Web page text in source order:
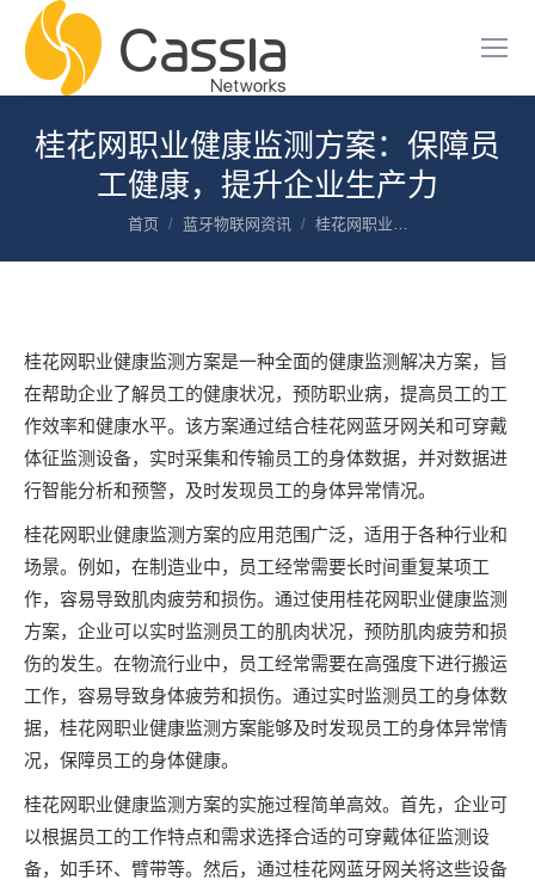
桂花网职业健康监测方案：保障员
工健康，提升企业生产力
您在这里：
首页 蓝牙物联网资讯 桂花网职业…
桂花网职业健康监测方案是一种全面的健康监测解决方案，旨
在帮助企业了解员工的健康状况，预防职业病，提高员工的工
作效率和健康水平。该方案通过结合桂花网蓝牙网关和可穿戴
体征监测设备，实时采集和传输员工的身体数据，并对数据进
行智能分析和预警，及时发现员工的身体异常情况。
桂花网职业健康监测方案的应用范围广泛，适用于各种行业和
场景。例如，在制造业中，员工经常需要长时间重复某项工
作，容易导致肌肉疲劳和损伤。通过使用桂花网职业健康监测
方案，企业可以实时监测员工的肌肉状况，预防肌肉疲劳和损
伤的发生。在物流行业中，员工经常需要在高强度下进行搬运
工作，容易导致身体疲劳和损伤。通过实时监测员工的身体数
据，桂花网职业健康监测方案能够及时发现员工的身体异常情
况，保障员工的身体健康。
桂花网职业健康监测方案的实施过程简单高效。首先，企业可
以根据员工的工作特点和需求选择合适的可穿戴体征监测设
备，如手环、臂带等。然后，通过桂花网蓝牙网关将这些设备